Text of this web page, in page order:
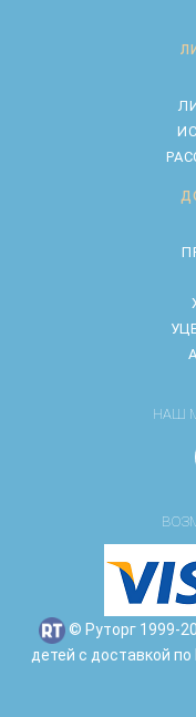
НАШ
© Руторг 1999-
детей с доставкой